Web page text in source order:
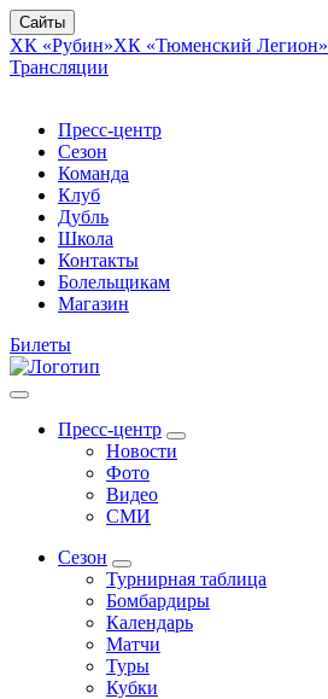
Сайты
ХК «Рубин»ХК «Тюменский Легион»
Трансляции
Пресс-центр
Сезон
Команда
Клуб
Дубль
Школа
Контакты
Болельщикам
Магазин
Билеты
Пресс-центр
Новости
Фото
Видео
СМИ
Сезон
Турнирная таблица
Бомбардиры
Календарь
Матчи
Туры
Кубки